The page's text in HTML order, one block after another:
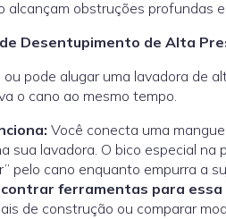
alcançam obstruções profundas
Desentupimento de Alta
ou pode alugar uma lavadora de
o cano ao mesmo tempo.
Você conecta uma
sua lavadora. O bico especial
pelo cano enquanto empurra a
ferramentas para
de construção ou comparar